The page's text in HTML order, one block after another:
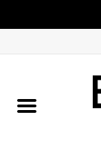
Mannen